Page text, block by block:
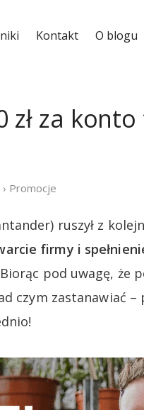
Kontakt O blogu
zł za
› Promocje
ruszył z
firmy i
pod uwagę, że
czym zastanawiać